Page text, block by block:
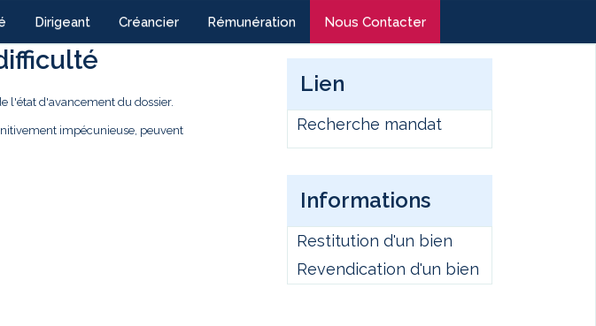
Dirigeant Créancier Rémunération Nous Contacter
l'état d'avancement du dossier.
impécunieuse, peuvent
Lien
Recherche mandat
Informations
Restitution d'un bien
Revendication d'un bien